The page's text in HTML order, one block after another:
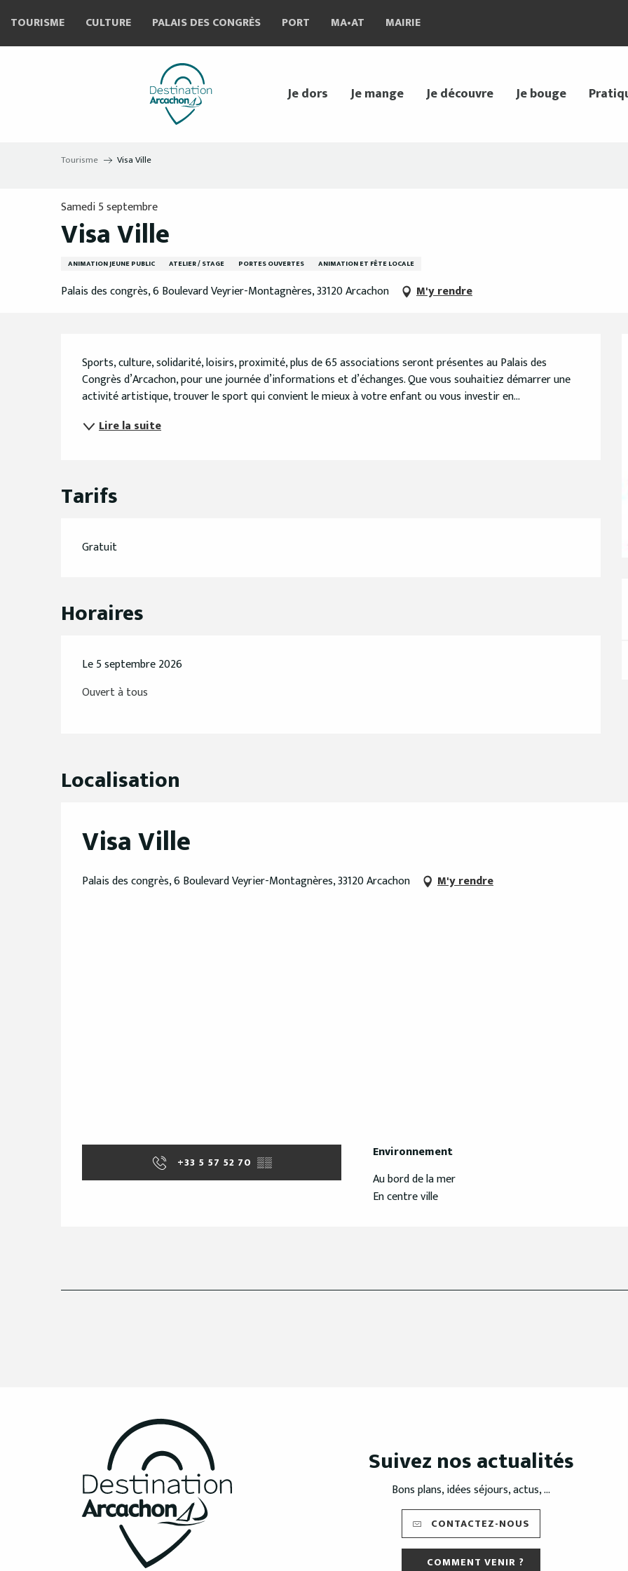
contenu
TOURISME CULTURE PALAIS DES CONGRÈS PORT MAIRIE
MA•AT
Je dors Je mange Je découvre Je bouge
Tourisme Visa Ville
Samedi 5 septembre
Visa Ville
ANIMATION JEUNE PUBLIC ATELIER / STAGE PORTES OUVERTES ANIMATION ET FÊTE LOCALE
Palais des congrès, 6 Boulevard Veyrier-Montagnères, 33120 Arcachon M'y rendre
Description
Sports, culture, solidarité, loisirs, proximité, plus de 65 associations seront présentes au Palais des
Congrès d’Arcachon, pour une journée d’informations et d’échanges. Que vous souhaitiez démarrer une
activité artistique, trouver le sport qui convient le mieux à votre enfant ou vous investir en...
Lire la suite
Tarifs
Gratuit
Horaires
Le 5 septembre 2026
Ouvert à tous
Localisation
Visa Ville
Palais des congrès, 6 Boulevard Veyrier-Montagnères, 33120 Arcachon M'y rendre
+33 5 57 52 70 ▒▒
Environnement
Environnement
Au bord de la mer
En centre ville
Suivez nos actualités
Bons plans, idées séjours, actus, ...
CONTACTEZ-NOUS
COMMENT VENIR ?